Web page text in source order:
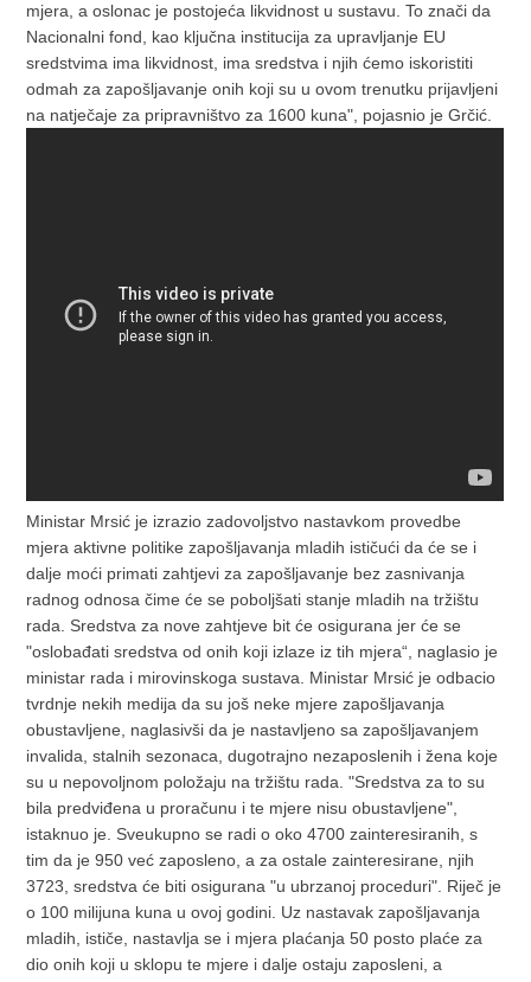
mjera, a oslonac je postojeća likvidnost u sustavu. To znači da
Nacionalni fond, kao ključna institucija za upravljanje EU
sredstvima ima likvidnost, ima sredstva i njih ćemo iskoristiti
odmah za zapošljavanje onih koji su u ovom trenutku prijavljeni
na natječaje za pripravništvo za 1600 kuna", pojasnio je Grčić.
Ministar Mrsić je izrazio zadovoljstvo nastavkom provedbe
mjera aktivne politike zapošljavanja mladih ističući da će se i
dalje moći primati zahtjevi za zapošljavanje bez zasnivanja
radnog odnosa čime će se poboljšati stanje mladih na tržištu
rada. Sredstva za nove zahtjeve bit će osigurana jer će se
"oslobađati sredstva od onih koji izlaze iz tih mjera“, naglasio je
ministar rada i mirovinskoga sustava. Ministar Mrsić je odbacio
tvrdnje nekih medija da su još neke mjere zapošljavanja
obustavljene, naglasivši da je nastavljeno sa zapošljavanjem
invalida, stalnih sezonaca, dugotrajno nezaposlenih i žena koje
su u nepovoljnom položaju na tržištu rada. "Sredstva za to su
bila predviđena u proračunu i te mjere nisu obustavljene",
istaknuo je. Sveukupno se radi o oko 4700 zainteresiranih, s
tim da je 950 već zaposleno, a za ostale zainteresirane, njih
3723, sredstva će biti osigurana "u ubrzanoj proceduri". Riječ je
o 100 milijuna kuna u ovoj godini. Uz nastavak zapošljavanja
mladih, ističe, nastavlja se i mjera plaćanja 50 posto plaće za
dio onih koji u sklopu te mjere i dalje ostaju zaposleni, a